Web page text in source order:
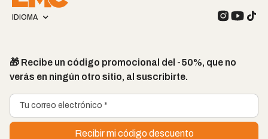
IDIOMA
🎁 Recibe un código promocional del -50%, que no
verás en ningún otro sitio, al suscribirte.